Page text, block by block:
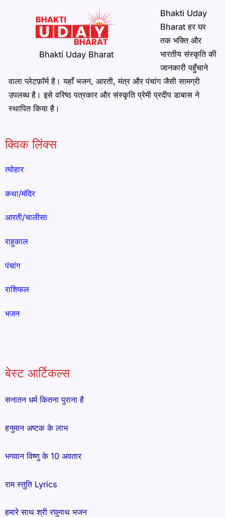
Bhakti Uday Bharat
Bhakti Uday
Bharat हर घर
तक भक्ति और
भारतीय संस्कृति की
जानकारी पहुँचाने
वाला प्लेटफ़ॉर्म है। यहाँ भजन, आरती, मंत्र और पंचांग जैसी सामग्री
उपलब्ध है। इसे वरिष्ठ पत्रकार और संस्कृति प्रेमी प्रदीप डाबास ने
स्थापित किया है।
क्विक लिंक्स
त्योहार
कथा/मंदिर
आरती/चालीसा
राहुकाल
पंचांग
राशिफल
भजन
बेस्ट आर्टिकल्स
सनातन धर्म कितना पुराना है
हनुमान अष्टक के लाभ
भगवान विष्णु के 10 अवतार
राम स्तुति Lyrics
हमारे साथ श्री रघुनाथ भजन